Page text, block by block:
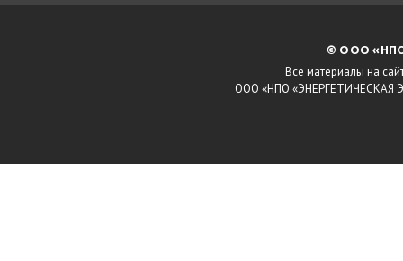
© ООО «НПО
Все материалы на
ООО «НПО «ЭНЕРГЕТИЧЕСКАЯ